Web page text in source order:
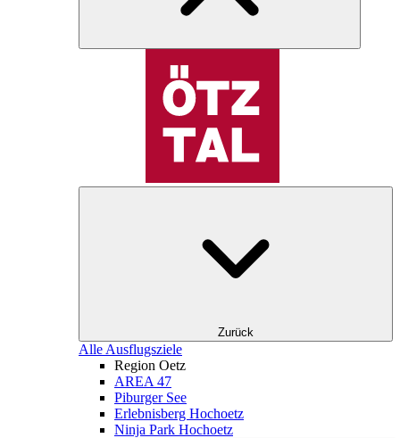
Zurück
Alle Ausflugsziele
Region Oetz
AREA 47
Piburger See
Erlebnisberg Hochoetz
Ninja Park Hochoetz